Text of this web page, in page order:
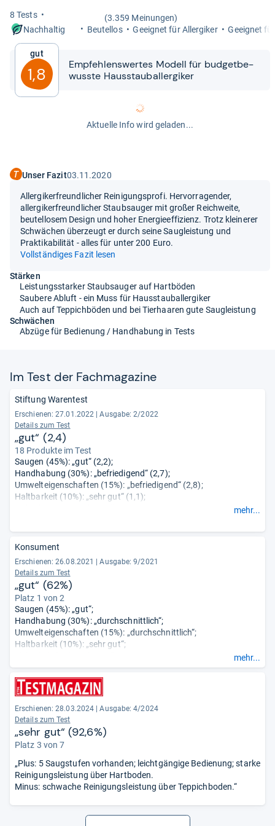
8 Tests
(3.359 Meinungen)
Nachhaltig
Beu­tel­los Geeig­net für All­er­gi­ker Geeig­net
Gut
1,8
Emp­feh­lens­wer­tes Modell für bud­get­be­
wusste Haus­stau­ball­er­gi­ker
Aktuelle Info wird geladen...
Unser Fazit03.11.2020
Allergikerfreundlicher Reinigungsprofi. Hervorragender,
allergikerfreundlicher Staubsauger mit großer Reichweite,
beutellosem Design und hoher Energieeffizienz. Trotz kleinerer
Schwächen überzeugt er durch seine Saugleistung und
Praktikabilität - alles für unter 200 Euro.
Vollständiges Fazit lesen
Stärken
Leistungsstarker Staubsauger auf Hartböden
Saubere Abluft - ein Muss für Hausstauballergiker
Auch auf Teppichböden und bei Tierhaaren gute Saugleistung
Schwächen
Abzüge für Bedienung / Handhabung in Tests
Im Test der Fach­ma­ga­zine
Stiftung Warentest
Erschienen: 27.01.2022
Ausgabe: 2/2022
Details zum Test
„gut“ (2,4)
18 Produkte im Test
Saugen (45%): „gut“ (2,2);
Handhabung (30%): „befriedigend“ (2,7);
Umwelteigenschaften (15%): „befriedigend“ (2,8);
Haltbarkeit (10%): „sehr gut“ (1,1);
mehr...
Konsument
Erschienen: 26.08.2021
Ausgabe: 9/2021
Details zum Test
„gut“ (62%)
Platz 1 von 2
Saugen (45%): „gut“;
Handhabung (30%): „durchschnittlich“;
Umwelteigenschaften (15%): „durchschnittlich“;
Haltbarkeit (10%): „sehr gut“;
Schadstoffe (0%): „sehr gut“.
mehr...
Erschienen: 28.03.2024
Ausgabe: 4/2024
Details zum Test
„sehr gut“ (92,6%)
Platz 3 von 7
„Plus: 5 Saugstufen vorhanden; leichtgängige Bedienung; starke
Reinigungsleistung über Hartboden.
Minus: schwache Reinigungsleistung über Teppichboden.“